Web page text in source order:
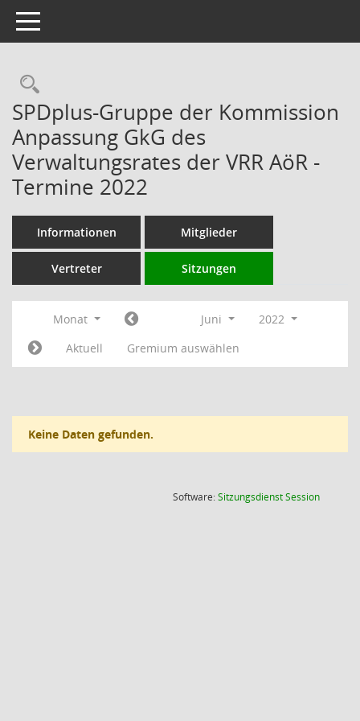
Toggle navigation
Rechercheauswahl
SPDplus-Gruppe der Kommission
Anpassung GkG des
Verwaltungsrates der VRR AöR -
Termine 2022
Informationen Mitglieder
Vertreter Sitzungen
Monat Juni
2022
Aktuell
Gremium auswählen
Keine Daten gefunden.
Software:SitzungsdienstSession(Wird in